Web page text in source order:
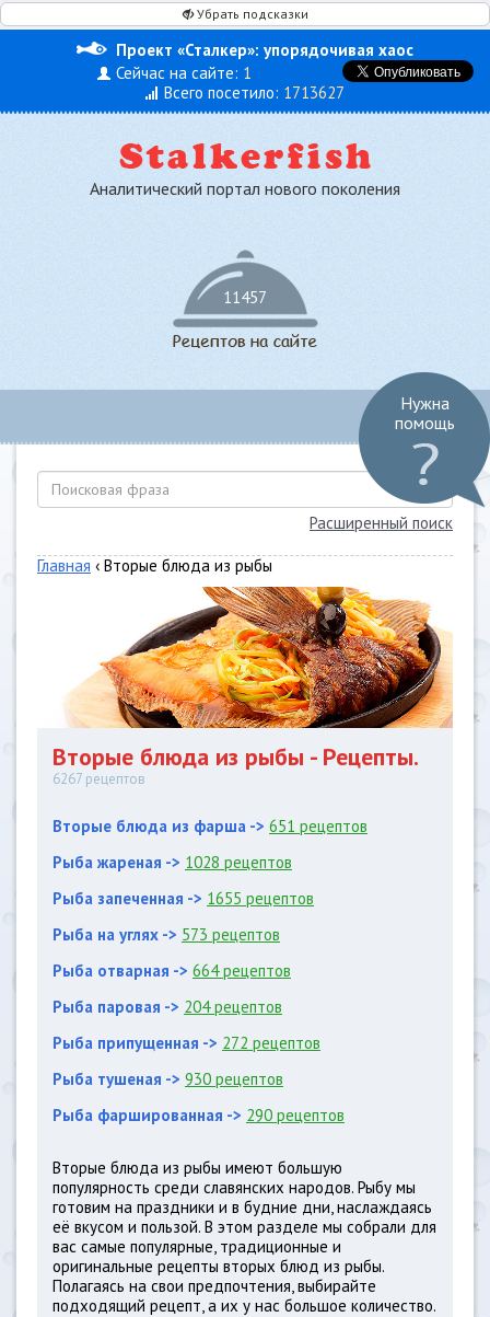
Убрать подсказки
Проект «Сталкер»: упорядочивая хаос
Сейчас на сайте: 1
Всего посетило: 1713627
Аналитический портал нового поколения
11457
Расширенный поиск
Главная ‹ Вторые блюда из рыбы
Вторые блюда из рыбы - Рецепты.
6267 рецептов
Вторые блюда из фарша -> 651 рецептов
Рыба жареная -> 1028 рецептов
Рыба запеченная -> 1655 рецептов
Рыба на углях -> 573 рецептов
Рыба отварная -> 664 рецептов
Рыба паровая -> 204 рецептов
Рыба припущенная -> 272 рецептов
Рыба тушеная -> 930 рецептов
Рыба фаршированная -> 290 рецептов
Вторые блюда из рыбы имеют большую
популярность среди славянских народов. Рыбу мы
готовим на праздники и в будние дни, наслаждаясь
её вкусом и пользой. В этом разделе мы собрали для
вас самые популярные, традиционные и
оригинальные рецепты вторых блюд из рыбы.
Полагаясь на свои предпочтения, выбирайте
подходящий рецепт, а их у нас большое количество.
Нужна
помощь